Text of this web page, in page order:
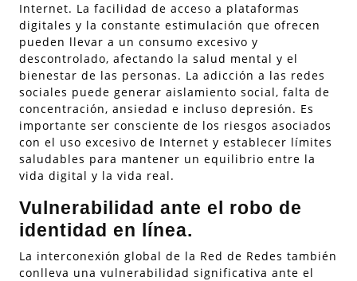
Internet. La facilidad de acceso a plataformas
digitales y la constante estimulación que ofrecen
pueden llevar a un consumo excesivo y
descontrolado, afectando la salud mental y el
bienestar de las personas. La adicción a las redes
sociales puede generar aislamiento social, falta de
concentración, ansiedad e incluso depresión. Es
importante ser consciente de los riesgos asociados
con el uso excesivo de Internet y establecer límites
saludables para mantener un equilibrio entre la
vida digital y la vida real.
Vulnerabilidad ante el robo de
identidad en línea.
La interconexión global de la Red de Redes también
conlleva una vulnerabilidad significativa ante el